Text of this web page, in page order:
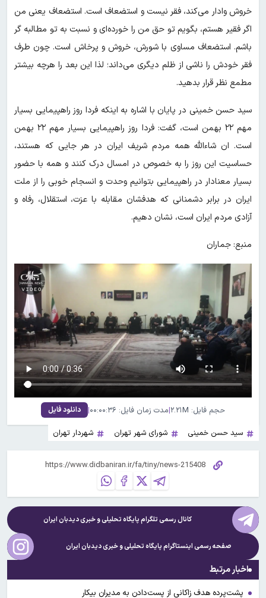
خروش وادار می‌کند، فقر نیست و استضعاف است. استضعاف یعنی من
اگر فقیر هستم، بگویم تو حق من را خورده‌ای و نسبت‌ به‌ تو مطالبه‌ گر
باشم. استضعاف مساوی با شورش، خروش و پرخاش است. چون طرف
فقر خودش را ناشی از ظلم‌ دیگری می‌داند؛ لذا این بعد را هرچه‌ بیشتر
مطمع نظر قرار بدهید.
سید حسن خمینی در پایان با اشاره به اینکه فردا روز راهپیمایی بسیار
مهم ۲۲ بهمن‌ است، گفت: فردا روز راهپیمایی بسیار مهم ۲۲ بهمن‌
است. ان شاءالله همه‌ مردم شریف ایران در هر جایی که هستند،
حساسیت این روز را به خصوص در امسال‌ درک کنند و همه با حضور
بسیار معنادار در راهپیمایی بتوانیم وحدت‌ و انسجام خوبی را از ملت‌
ایران در برابر دشمنانی که هدفشان مقابله با عزت، استقلال، رفاه و
آزادی مردم‌ ایران است، نشان‌ دهیم.
منبع: جماران
حجم فایل: ۲.۲۱M |مدت زمان فایل: ۰۰:۰۰:۳۶ | دانلود فایل
سید حسن خمینی شورای شهر تهران شهردار تهران
کانال رسمی تلگرام پایگاه تحلیلی و خبریدیدبان ایران
صفحه رسمی اینستاگرام پایگاه تحلیلی و خبریدیدبان ایران
اخبار مرتبط
پشت‌پرده هدف زاکانی از پست‌دادن به مدیران بیکار